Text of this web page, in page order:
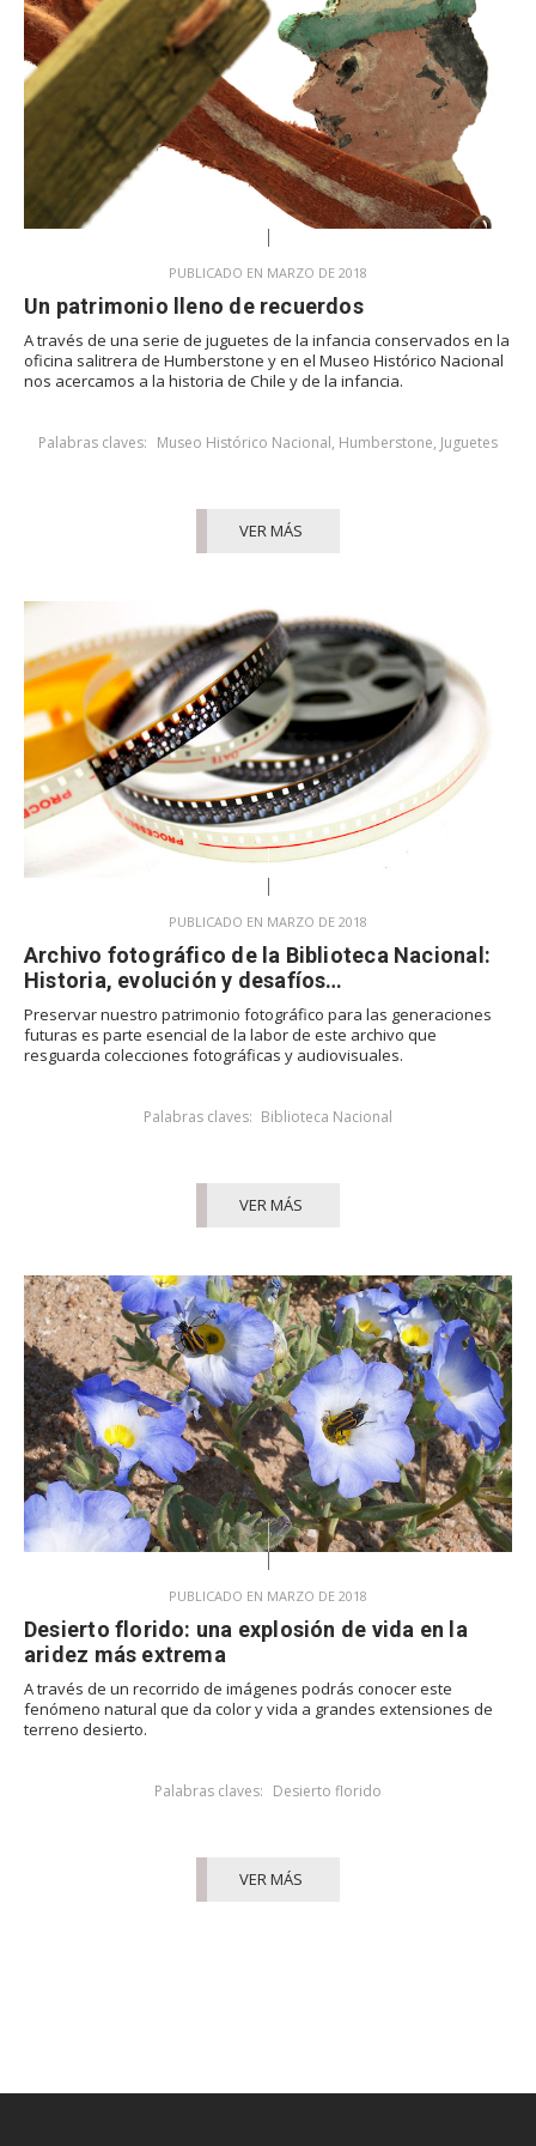
PUBLICADO EN MARZO DE 2018
Un patrimonio lleno de recuerdos
A través de una serie de juguetes de la infancia conservados en la
oficina salitrera de Humberstone y en el Museo Histórico Nacional
nos acercamos a la historia de Chile y de la infancia.
Palabras claves: Museo Histórico Nacional, Humberstone, Juguetes
VER MÁS
PUBLICADO EN MARZO DE 2018
Archivo fotográfico de la Biblioteca Nacional:
Historia, evolución y desafíos…
Preservar nuestro patrimonio fotográfico para las generaciones
futuras es parte esencial de la labor de este archivo que
resguarda colecciones fotográficas y audiovisuales.
Palabras claves: Biblioteca Nacional
VER MÁS
PUBLICADO EN MARZO DE 2018
Desierto florido: una explosión de vida en la
aridez más extrema
A través de un recorrido de imágenes podrás conocer este
fenómeno natural que da color y vida a grandes extensiones de
terreno desierto.
Palabras claves: Desierto florido
VER MÁS